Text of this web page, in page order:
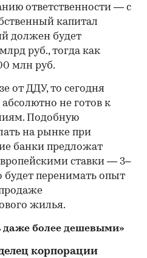
ответственности — с
капитал
должен будет
руб., тогда как
млн руб.
от ДДУ, то сегодня
не готов к
Подобную
на рынке при
банки предложат
ставки — 3–
будет перенимать опыт
жилья.
более дешевыми»
корпорации